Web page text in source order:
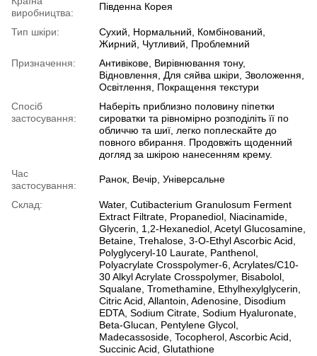
виробництва:
Південна Корея
Тип шкіри:
Сухий, Нормальний, Комбінований,
Жирний, Чутливий, Проблемний
Призначення:
Антивікове, Вирівнювання тону,
Відновлення, Для сяйва шкіри, Зволоження,
Освітлення, Покращення текстури
Спосіб
застосування:
Наберіть приблизно половину піпетки
сироватки та рівномірно розподіліть її по
обличчю та шиї, легко поплескайте до
повного вбирання. Продовжіть щоденний
догляд за шкірою нанесенням крему.
Час
застосування:
Ранок, Вечір, Універсальне
Склад:
Water, Cutibacterium Granulosum Ferment
Extract Filtrate, Propanediol, Niacinamide,
Glycerin, 1,2-Hexanediol, Acetyl Glucosamine,
Betaine, Trehalose, 3-O-Ethyl Ascorbic Acid,
Polyglyceryl-10 Laurate, Panthenol,
Polyacrylate Crosspolymer-6, Acrylates/C10-
30 Alkyl Acrylate Crosspolymer, Bisabolol,
Squalane, Tromethamine, Ethylhexylglycerin,
Citric Acid, Allantoin, Adenosine, Disodium
EDTA, Sodium Citrate, Sodium Hyaluronate,
Beta-Glucan, Pentylene Glycol,
Madecassoside, Tocopherol, Ascorbic Acid,
Succinic Acid, Glutathione